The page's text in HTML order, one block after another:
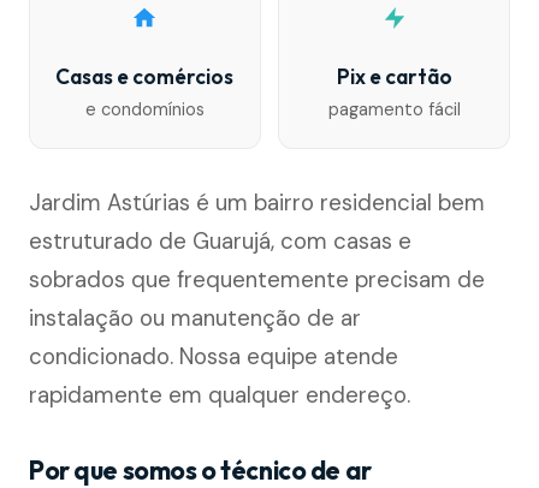
Casas e comércios
e condomínios
Pix e cartão
pagamento fácil
Jardim Astúrias é um bairro residencial bem
estruturado de Guarujá, com casas e
sobrados que frequentemente precisam de
instalação ou manutenção de ar
condicionado. Nossa equipe atende
rapidamente em qualquer endereço.
Por que somos o técnico de ar